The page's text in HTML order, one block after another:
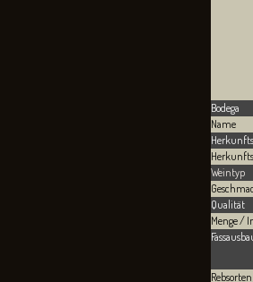
Bodega
Name
Weintyp
Qualität
Menge /
Rebsorten